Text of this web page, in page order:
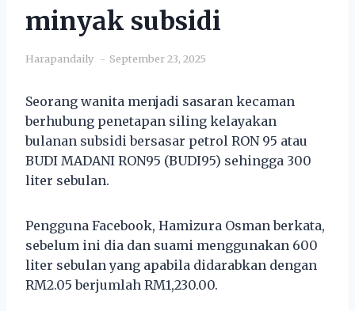
minyak subsidi
Harapandaily September 23, 2025
Seorang wanita menjadi sasaran kecaman
berhubung penetapan siling kelayakan
bulanan subsidi bersasar petrol RON 95 atau
BUDI MADANI RON95 (BUDI95) sehingga 300
liter sebulan.
Pengguna Facebook, Hamizura Osman berkata,
sebelum ini dia dan suami menggunakan 600
liter sebulan yang apabila didarabkan dengan
RM2.05 berjumlah RM1,230.00.